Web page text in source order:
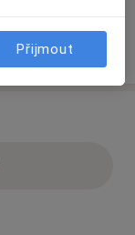
Přijmout